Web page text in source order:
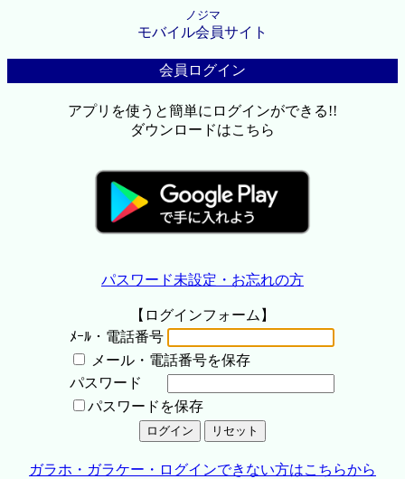
ノジマ
モバイル会員サイト
会員ログイン
アプリを使うと簡単にログインができる!!
ダウンロードはこちら
パスワード未設定・お忘れの方
【ログインフォーム】
ﾒｰﾙ・電話番号
メール・電話番号を保存
パスワード
パスワードを保存
ガラホ・ガラケー・ログインできない方はこちらから